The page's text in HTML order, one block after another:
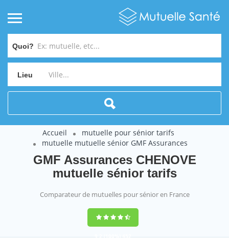
Quoi?
Lieu
Accueil
mutuelle pour sénior tarifs
mutuelle mutuelle sénior GMF Assurances
GMF Assurances CHENOVE
mutuelle sénior tarifs
Comparateur de mutuelles pour sénior en France
9,2(100%)452